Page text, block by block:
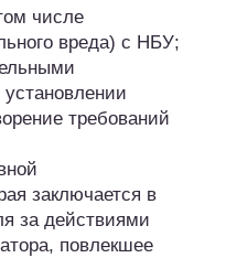
числе
вреда) с НБУ;
требований
заключается в
за действиями
повлекшее